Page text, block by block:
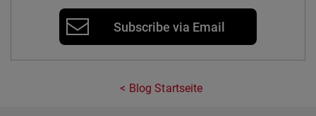
Subscribe via Email
Blog Startseite